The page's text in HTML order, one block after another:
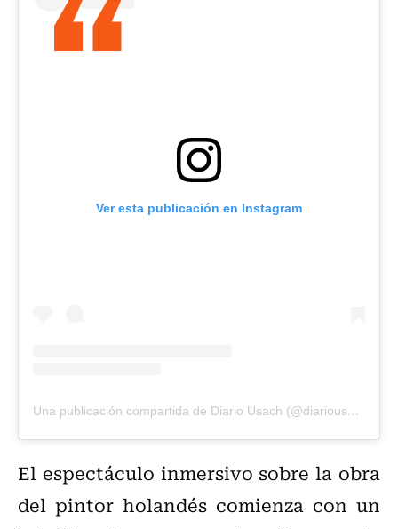
Ver esta publicación en Instagram
Una publicación compartida de Diario Usach (@diariousach)
El espectáculo inmersivo sobre la obra
del pintor holandés comienza con un